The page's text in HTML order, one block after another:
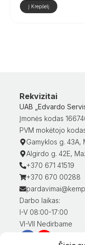
Į Krepšelį
Rekvizitai
UAB „Edvardo
Įmonės kodas
PVM mokėtojo
Gamyklos g. 43A,
Algirdo g. 42E,
+370 671 41519
+370 670 00288
Darbo laikas:
I-V 08:00-17:00
VI-VII Nedirbame